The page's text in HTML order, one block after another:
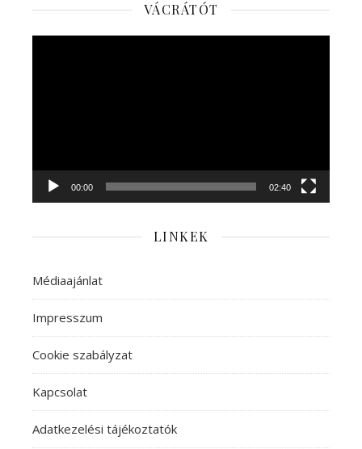
VÁCRÁTÓT
00:00 02:40
LINKEK
Médiaajánlat
Impresszum
Cookie szabályzat
Kapcsolat
Adatkezelési tájékoztatók